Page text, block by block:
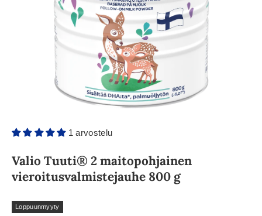
1 arvostelu
Valio Tuuti® 2 maitopohjainen
vieroitusvalmistejauhe 800 g
Loppuunmyyty